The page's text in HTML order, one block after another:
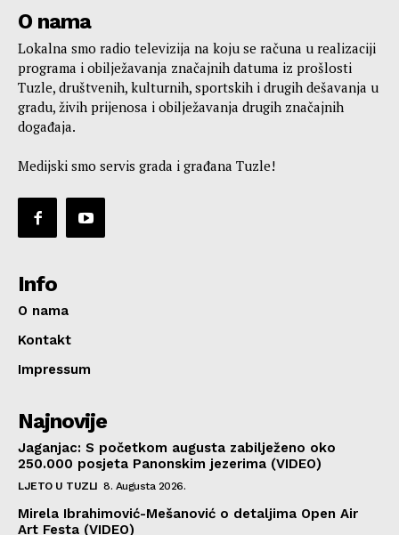
O nama
Lokalna smo radio televizija na koju se računa u realizaciji
programa i obilježavanja značajnih datuma iz prošlosti
Tuzle, društvenih, kulturnih, sportskih i drugih dešavanja u
gradu, živih prijenosa i obilježavanja drugih značajnih
događaja.
Medijski smo servis grada i građana Tuzle!
Info
O nama
Kontakt
Impressum
Najnovije
Jaganjac: S početkom augusta zabilježeno oko
250.000 posjeta Panonskim jezerima (VIDEO)
LJETO U TUZLI 8. Augusta 2026.
Mirela Ibrahimović-Mešanović o detaljima Open Air
Art Festa (VIDEO)